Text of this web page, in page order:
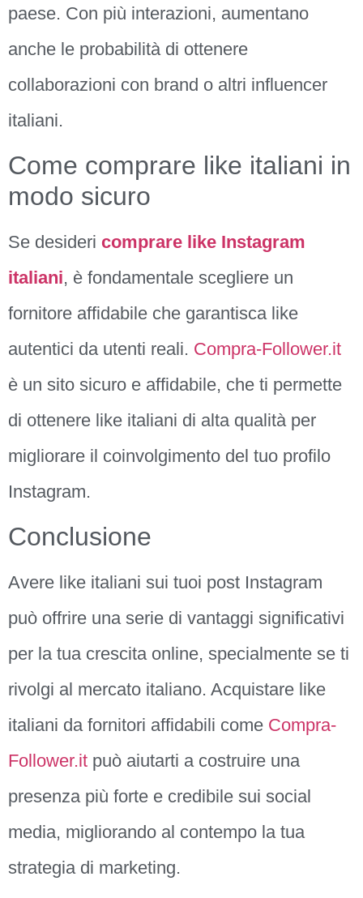
paese. Con più interazioni, aumentano
anche le probabilità di ottenere
collaborazioni con brand o altri influencer
italiani.
Come comprare like italiani in
modo sicuro
Se desideri comprare like Instagram
italiani, è fondamentale scegliere un
fornitore affidabile che garantisca like
autentici da utenti reali. Compra-Follower.it
è un sito sicuro e affidabile, che ti permette
di ottenere like italiani di alta qualità per
migliorare il coinvolgimento del tuo profilo
Instagram.
Conclusione
Avere like italiani sui tuoi post Instagram
può offrire una serie di vantaggi significativi
per la tua crescita online, specialmente se ti
rivolgi al mercato italiano. Acquistare like
italiani da fornitori affidabili come Compra-
Follower.it può aiutarti a costruire una
presenza più forte e credibile sui social
media, migliorando al contempo la tua
strategia di marketing.